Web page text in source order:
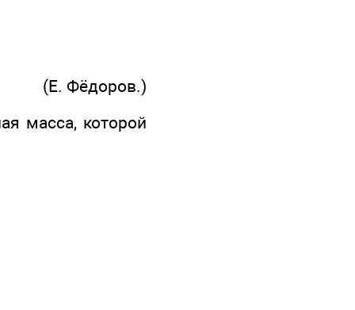
(Е. Фёдоров.)
масса, которой